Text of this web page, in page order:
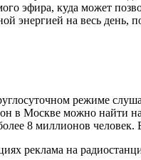
эфира, куда может
энергией на весь день,
режиме
Москве можно найти
8 миллионов